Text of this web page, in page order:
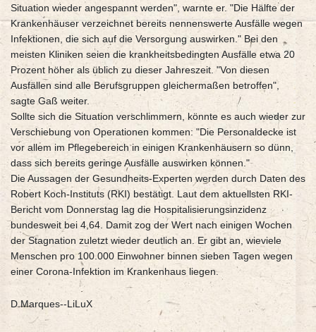
Situation wieder angespannt werden", warnte er. "Die Hälfte der
Krankenhäuser verzeichnet bereits nennenswerte Ausfälle wegen
Infektionen, die sich auf die Versorgung auswirken." Bei den
meisten Kliniken seien die krankheitsbedingten Ausfälle etwa 20
Prozent höher als üblich zu dieser Jahreszeit. "Von diesen
Ausfällen sind alle Berufsgruppen gleichermaßen betroffen",
sagte Gaß weiter.
Sollte sich die Situation verschlimmern, könnte es auch wieder zur
Verschiebung von Operationen kommen: "Die Personaldecke ist
vor allem im Pflegebereich in einigen Krankenhäusern so dünn,
dass sich bereits geringe Ausfälle auswirken können."
Die Aussagen der Gesundheits-Experten werden durch Daten des
Robert Koch-Instituts (RKI) bestätigt. Laut dem aktuellsten RKI-
Bericht vom Donnerstag lag die Hospitalisierungsinzidenz
bundesweit bei 4,64. Damit zog der Wert nach einigen Wochen
der Stagnation zuletzt wieder deutlich an. Er gibt an, wieviele
Menschen pro 100.000 Einwohner binnen sieben Tagen wegen
einer Corona-Infektion im Krankenhaus liegen.
D.Marques--LiLuX